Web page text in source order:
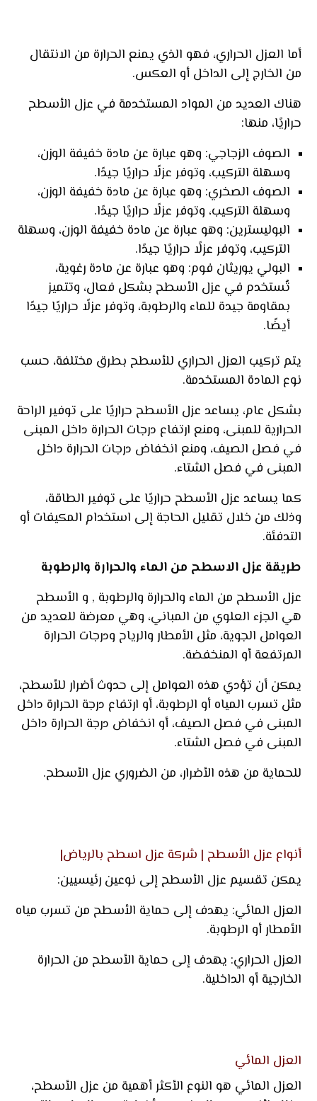
أما العزل الحراري، فهو الذي يمنع الحرارة من الانتقال
من الخارج إلى الداخل أو العكس.
هناك العديد من المواد المستخدمة في عزل الأسطح
حراريًا، منها:
الصوف الزجاجي: وهو عبارة عن مادة خفيفة الوزن،
وسهلة التركيب، وتوفر عزلًا حراريًا جيدًا.
الصوف الصخري: وهو عبارة عن مادة خفيفة الوزن،
وسهلة التركيب، وتوفر عزلًا حراريًا جيدًا.
البوليسترين: وهو عبارة عن مادة خفيفة الوزن، وسهلة
التركيب، وتوفر عزلًا حراريًا جيدًا.
البولي يوريثان فوم: وهو عبارة عن مادة رغوية،
تُستخدم في عزل الأسطح بشكل فعال، وتتميز
بمقاومة جيدة للماء والرطوبة، وتوفر عزلًا حراريًا جيدًا
أيضًا.
يتم تركيب العزل الحراري للأسطح بطرق مختلفة، حسب
نوع المادة المستخدمة.
بشكل عام، يساعد عزل الأسطح حراريًا على توفير الراحة
الحرارية للمبنى، ومنع ارتفاع درجات الحرارة داخل المبنى
في فصل الصيف، ومنع انخفاض درجات الحرارة داخل
المبنى في فصل الشتاء.
كما يساعد عزل الأسطح حراريًا على توفير الطاقة،
وذلك من خلال تقليل الحاجة إلى استخدام المكيفات أو
التدفئة.
طريقة عزل الاسطح من الماء والحرارة والرطوبة
عزل الأسطح من الماء والحرارة والرطوبة , و الأسطح
هي الجزء العلوي من المباني، وهي معرضة للعديد من
العوامل الجوية، مثل الأمطار والرياح ودرجات الحرارة
المرتفعة أو المنخفضة.
يمكن أن تؤدي هذه العوامل إلى حدوث أضرار للأسطح،
مثل تسرب المياه أو الرطوبة، أو ارتفاع درجة الحرارة داخل
المبنى في فصل الصيف، أو انخفاض درجة الحرارة داخل
المبنى في فصل الشتاء.
للحماية من هذه الأضرار، من الضروري عزل الأسطح.
أنواع عزل الأسطح | شركة عزل اسطح بالرياض|
يمكن تقسيم عزل الأسطح إلى نوعين رئيسيين:
العزل المائي: يهدف إلى حماية الأسطح من تسرب مياه
الأمطار أو الرطوبة.
العزل الحراري: يهدف إلى حماية الأسطح من الحرارة
الخارجية أو الداخلية.
العزل المائي
العزل المائي هو النوع الأكثر أهمية من عزل الأسطح،